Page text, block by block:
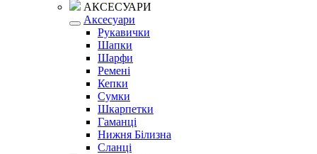
АКСЕСУАРИ
Аксесуари
Рукавички
Шапки
Шарфи
Ремені
Кепки
Сумки
Шкарпетки
Гаманці
Нижня Білизна
Сланці